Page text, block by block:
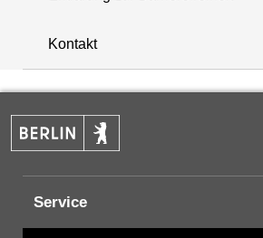
+
−
Kontakt
Service